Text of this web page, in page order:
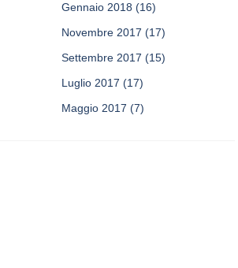
Gennaio 2018 (16)
Novembre 2017 (17)
Settembre 2017 (15)
Luglio 2017 (17)
Maggio 2017 (7)